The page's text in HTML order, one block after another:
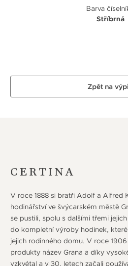
Barva
Stříbrná
Zpět na
CERTINA
V roce 1888 si bratři Adolf a Alfred
hodinářství ve švýcarském městě
se pustili, spolu s dalšími třemi
do kompletní výroby hodinek,
jejich rodinného domu. V roce
produkty název Grana a díky
vzkvétal a v 30. letech začali